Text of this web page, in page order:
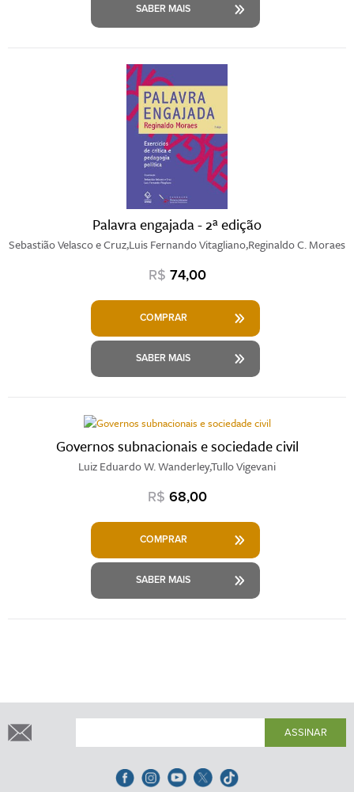
SABER MAIS
Palavra engajada - 2ª edição
Sebastião Velasco e Cruz,Luis Fernando Vitagliano,Reginaldo C. Moraes
R$ 74,00
COMPRAR
SABER MAIS
Governos subnacionais e sociedade civil
Luiz Eduardo W. Wanderley,Tullo Vigevani
R$ 68,00
COMPRAR
SABER MAIS
ASSINAR